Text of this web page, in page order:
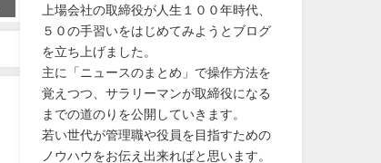
子が若かりし頃、ミニスカギャ
ルだった。
2023年9月22日
料無料
2024年2月2日
上場会社の取締役が人生１００年時代、
５０の手習いをはじめてみようとブログ
を立ち上げました。
主に「ニュースのまとめ」で操作方法を
覚えつつ、サラリーマンが取締役になる
までの道のりを公開していきます。
若い世代が管理職や役員を目指すための
ノウハウをお伝え出来ればと思います。